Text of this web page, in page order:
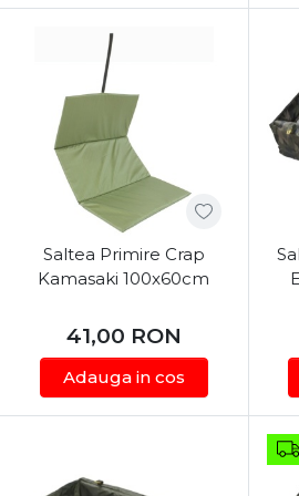
furnizate chiar de administratia
Saltelele de receptie sunt
varietate de modele, de la cele
de transportat, pana la
cadru metalic si picioare
cadite). Acestea din urma
pentru capturi record, si
direct al pestelui cu solul,
Materialul moale si
realizate saltelele protejeaza
curatat si de uscat. Mai mult,
excelente pentru a prezenta
de fotografiat sau filmat si ne
Saltea Primire Crap
Kamasaki 100x60cm
41,00 RON
Adauga in cos